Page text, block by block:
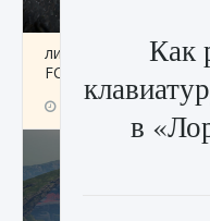
лицензии, лиги,
FC 25
Как
в